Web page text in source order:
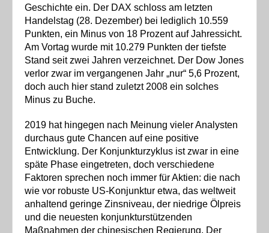
Geschichte ein. Der DAX schloss am letzten
Handelstag (28. Dezember) bei lediglich 10.559
Punkten, ein Minus von 18 Prozent auf Jahressicht.
Am Vortag wurde mit 10.279 Punkten der tiefste
Stand seit zwei Jahren verzeichnet. Der Dow Jones
verlor zwar im vergangenen Jahr „nur“ 5,6 Prozent,
doch auch hier stand zuletzt 2008 ein solches
Minus zu Buche.
2019 hat hingegen nach Meinung vieler Analysten
durchaus gute Chancen auf eine positive
Entwicklung. Der Konjunkturzyklus ist zwar in eine
späte Phase eingetreten, doch verschiedene
Faktoren sprechen noch immer für Aktien: die nach
wie vor robuste US-Konjunktur etwa, das weltweit
anhaltend geringe Zinsniveau, der niedrige Ölpreis
und die neuesten konjunkturstützenden
Maßnahmen der chinesischen Regierung. Der